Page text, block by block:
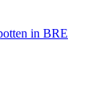
in BRE